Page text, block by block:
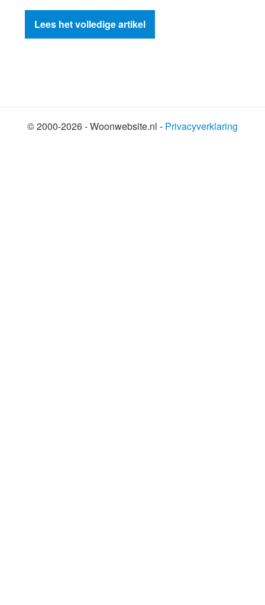
Lees het volledige artikel
© 2000-2026 - Woonwebsite.nl - Privacyverklaring